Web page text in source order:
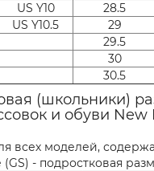
US Y10 28.5
US Y10.5 29
29.5
30
30.5
(школьники)
и обуви New
всех моделей,
- подростковая